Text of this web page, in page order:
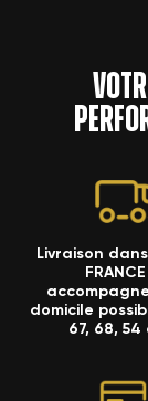
Livraison
domicile
67, 68, 54